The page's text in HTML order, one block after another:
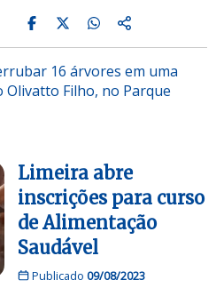
16 árvores em uma
Filho, no Parque
Limeira abre
inscrições para curso
de Alimentação
Saudável
Publicado 09/08/2023